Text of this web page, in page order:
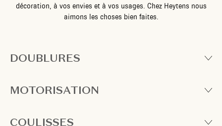
décoration, à vos envies et à vos usages. Chez Heytens nous
aimons les choses bien faites.
DOUBLURES
MOTORISATION
COULISSES